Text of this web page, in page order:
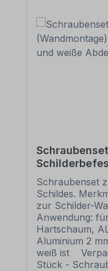
Dübel und
Schraubenset
Schildes.
zur Schilder-
Anwendung:
Hartschaum,
Aluminium 2
weiß ist
Stück -